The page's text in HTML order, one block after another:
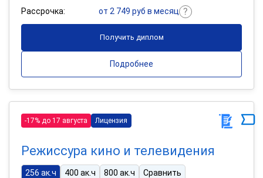
Рассрочка:
от 2 749 руб в месяц
Получить диплом
Подробнее
-17% до 17 августа Лицензия
Режиссура кино и телевидения
256 ак.ч 400 ак.ч 800 ак.ч Сравнить